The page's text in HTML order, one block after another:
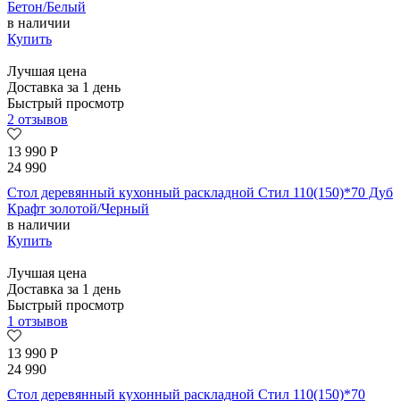
Бетон/Белый
в наличии
Купить
Лучшая цена
Доставка за 1 день
Быстрый просмотр
2 отзывов
13 990 Р
24 990
Стол деревянный кухонный раскладной Стил 110(150)*70 Дуб
Крафт золотой/Черный
в наличии
Купить
Лучшая цена
Доставка за 1 день
Быстрый просмотр
1 отзывов
13 990 Р
24 990
Стол деревянный кухонный раскладной Стил 110(150)*70